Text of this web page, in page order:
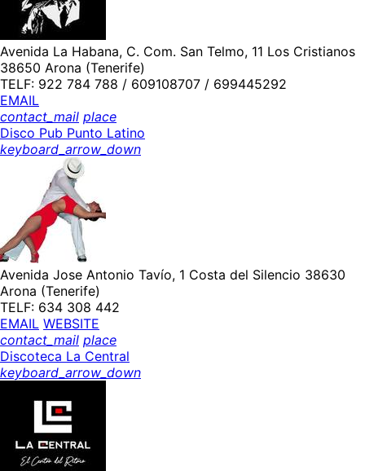
Avenida La Habana, C. Com. San Telmo, 11 Los Cristianos
38650 Arona (Tenerife)
TELF: 922 784 788 / 609108707 / 699445292
EMAIL
contact_mail place
Disco Pub Punto Latino
keyboard_arrow_down
Avenida Jose Antonio Tavío, 1 Costa del Silencio 38630
Arona (Tenerife)
TELF: 634 308 442
EMAIL WEBSITE
contact_mail place
Discoteca La Central
keyboard_arrow_down